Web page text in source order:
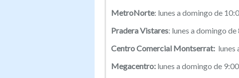
MetroNorte: lunes a domingo de
Pradera Vistares: lunes a domingo
Centro Comercial Montserrat:lunes
Megacentro:lunes a domingo de